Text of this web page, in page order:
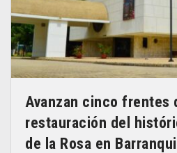
Avanzan cinco frentes
restauración del
de la Rosa en